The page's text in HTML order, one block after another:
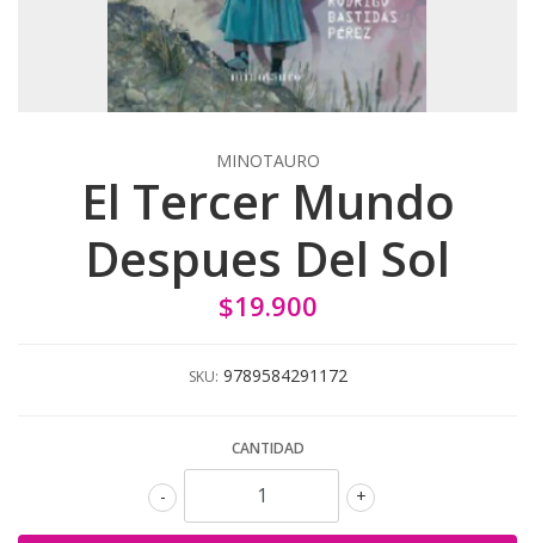
MINOTAURO
El Tercer Mundo
Despues Del Sol
$19.900
SKU: 9789584291172
CANTIDAD
+
-